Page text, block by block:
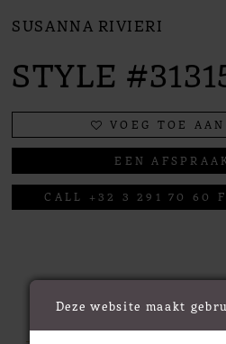
SUSANNA RIVIERI
STYLE
VOEG TOE
EEN
CALL +32 3 291 70 60
RELATED
Deze website maakt